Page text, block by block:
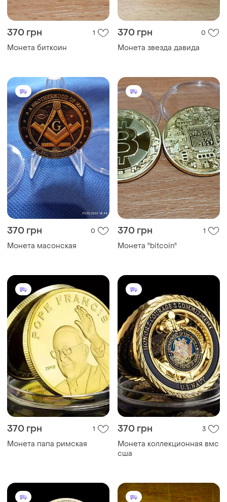
370 грн 1
Монета биткоин
370 грн 0
Монета звезда давида
370 грн 0
Монета масонская
370 грн 1
Монета "bitcoin"
370 грн 1
Монета папа римская
370 грн 3
Монета коллекционная вмс
сша